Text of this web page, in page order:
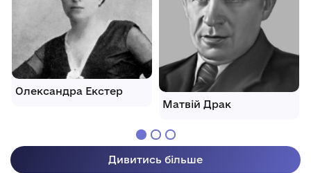
Олександра Екстер
Матвій Драк
Дивитись більше